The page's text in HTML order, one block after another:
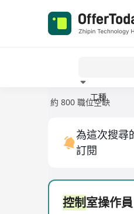
工種
約 800 職位空缺
為這次搜尋
訂閱
控制室操作員